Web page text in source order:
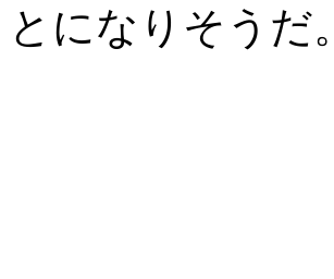
とになりそうだ。